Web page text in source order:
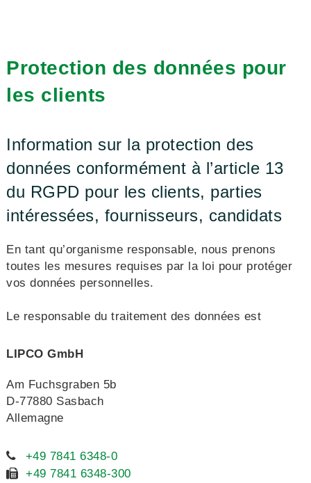
Protection des données pour
les clients
Information sur la protection des
données conformément à l’article 13
du RGPD pour les clients, parties
intéressées, fournisseurs, candidats
En tant qu’organisme responsable, nous prenons
toutes les mesures requises par la loi pour protéger
vos données personnelles.
Le responsable du traitement des données est
LIPCO GmbH
Am Fuchsgraben 5b
D-77880 Sasbach
Allemagne
+49 7841 6348-0
+49 7841 6348-300